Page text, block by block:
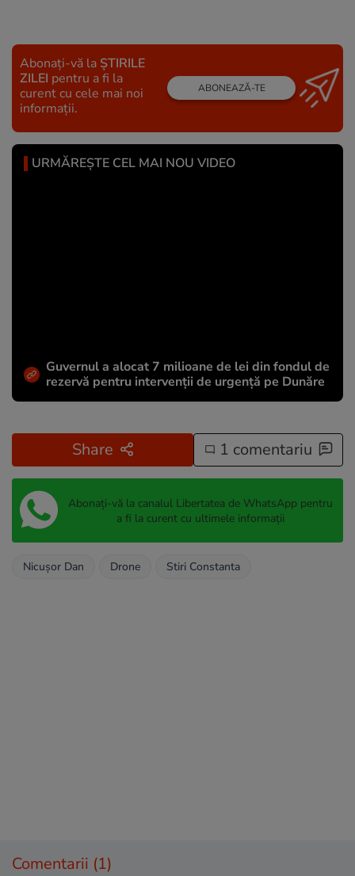
Abonați-vă la ȘTIRILE
ZILEI pentru a fi la
curent cu cele mai noi
informații.
ABONEAZĂ-TE
URMĂREȘTE CEL MAI NOU VIDEO
Guvernul a alocat 7 milioane de lei din fondul de
rezervă pentru intervenții de urgență pe Dunăre
Share 1 comentariu
Abonați-vă la canalul Libertatea de WhatsApp pentru
a fi la curent cu ultimele informații
Nicușor Dan Drone Stiri Constanta
Comentarii (1)